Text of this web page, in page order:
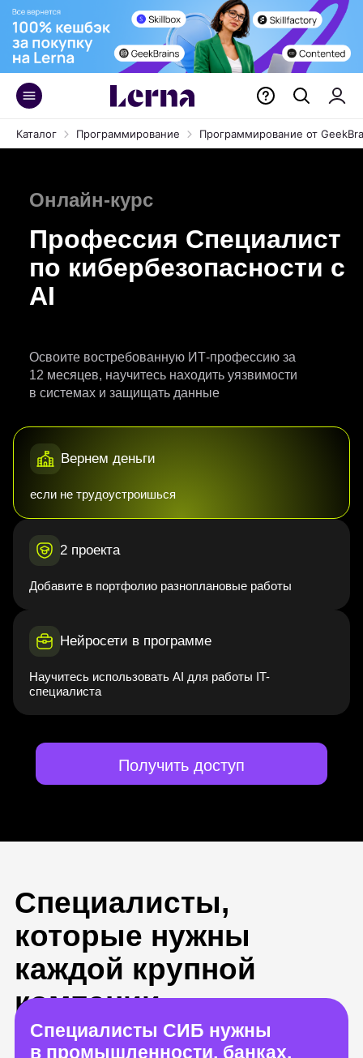
Каталог Программирование Программирование от
Онлайн-курс
Профессия Специалист
по кибер­безопасности c
AI
Освоите востребованную ИТ-профессию за
12 месяцев, научитесь находить уязвимости
в системах и защищать данные
Вернем деньги
если не трудоустроишься
2 проекта
Добавите в портфолио разноплановые работы
Нейросети в программе
Научитесь использовать AI для работы IT-
специалиста
Получить доступ
Специалисты,
каждой крупной
Специалисты СИБ нужны
в промышленности, банках,
госучреджениях — везде, где
необходимо защищать данные
компаний и людей
Начинающие специалисты